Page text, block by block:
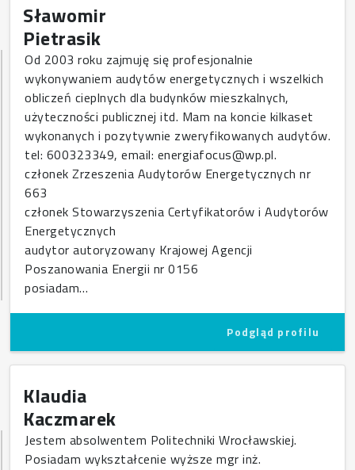
Sławomir
Pietrasik
Od 2003 roku zajmuję się profesjonalnie
wykonywaniem audytów energetycznych i wszelkich
obliczeń cieplnych dla budynków mieszkalnych,
użyteczności publicznej itd. Mam na koncie kilkaset
wykonanych i pozytywnie zweryfikowanych audytów.
tel: 600323349, email: energiafocus@wp.pl.
członek Zrzeszenia Audytorów Energetycznych nr
663
członek Stowarzyszenia Certyfikatorów i Audytorów
Energetycznych
audytor autoryzowany Krajowej Agencji
Poszanowania Energii nr 0156
posiadam…
Podgląd profilu
Klaudia
Kaczmarek
Jestem absolwentem Politechniki Wrocławskiej.
Posiadam wykształcenie wyższe mgr inż.